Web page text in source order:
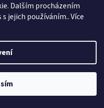
Dalším procházením
jejich používáním.. Více
informace o nových produktech
ochrany osobních údajů